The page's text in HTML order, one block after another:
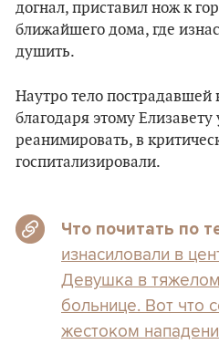
догнал, приставил нож к
ближайшего дома, где
душить.
Наутро тело
благодаря этому Елизавету
реанимировать, в
госпитализировали.
Что почитать по
изнасиловали в
Девушка в
больнице. Вот что
жестоком